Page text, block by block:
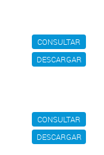
CONSULTAR
DESCARGAR
CONSULTAR
DESCARGAR